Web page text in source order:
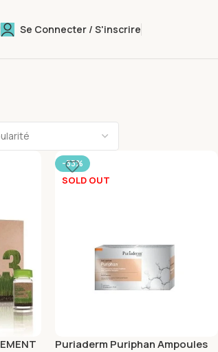
Se Connecter / S'inscrire
-33%
SOLD OUT
Puriaderm Puriphan Ampoules